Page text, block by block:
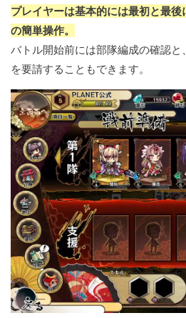
プレイヤーは基本的には最初と最
の簡単操作。
バトル開始前には部隊編成の確認
を要請することもできます。